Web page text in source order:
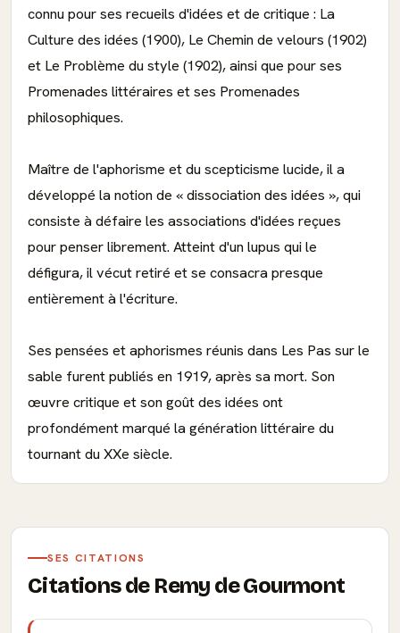
connu pour ses recueils d'idées et de critique : La
Culture des idées (1900), Le Chemin de velours (1902)
et Le Problème du style (1902), ainsi que pour ses
Promenades littéraires et ses Promenades
philosophiques.
Maître de l'aphorisme et du scepticisme lucide, il a
développé la notion de « dissociation des idées », qui
consiste à défaire les associations d'idées reçues
pour penser librement. Atteint d'un lupus qui le
défigura, il vécut retiré et se consacra presque
entièrement à l'écriture.
Ses pensées et aphorismes réunis dans Les Pas sur le
sable furent publiés en 1919, après sa mort. Son
œuvre critique et son goût des idées ont
profondément marqué la génération littéraire du
tournant du XXe siècle.
SES CITATIONS
Citations de Remy de Gourmont